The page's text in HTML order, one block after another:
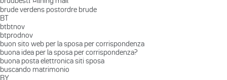
brude verdens postordre brude
BT
btbtnov
btprodnov
buon sito web per la sposa per corrispondenza
buona idea per la sposa per corrispondenza?
buona posta elettronica siti sposa
buscando matrimonio
BY